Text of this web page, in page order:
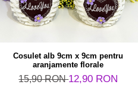
Cosulet alb 9cm x 9cm pentru
aranjamente florale
15,90 RON12,90 RON